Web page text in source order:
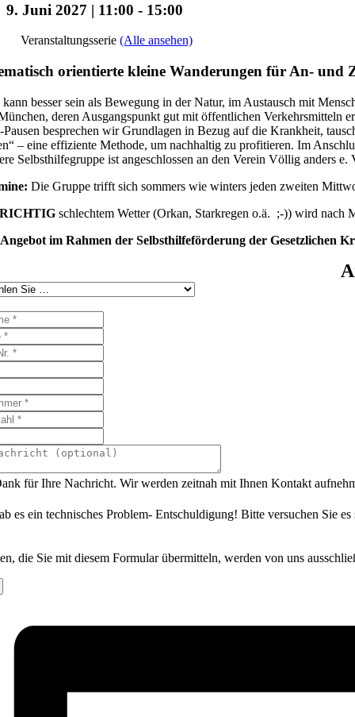
9. Juni 2027 | 11:00 - 15:00
Veranstaltungsserie (Alle ansehen)
orientierte kleine Wanderungen für An- und
kann besser sein als Bewegung in der Natur, im Austausch mit
deren Ausgangspunkt gut mit öffentlichen Verkehrsmitteln
Pausen besprechen wir Grundlagen in Bezug auf die Krankheit,
– eine effiziente Methode, um nachhaltig zu profitieren. Im
Selbsthilfegruppe ist angeschlossen an den Verein Völlig anders
Die Gruppe trifft sich sommers wie winters jeden zweiten
RICHTIG schlechtem Wetter (Orkan, Starkregen o.ä. ;-)) wird nach
im Rahmen der Selbsthilfeförderung der Gesetzlichen
für Ihre Nachricht. Wir werden zeitnah mit Ihnen Kontakt
es ein technisches Problem- Entschuldigung! Bitte versuchen Sie
die Sie mit diesem Formular übermitteln, werden von uns